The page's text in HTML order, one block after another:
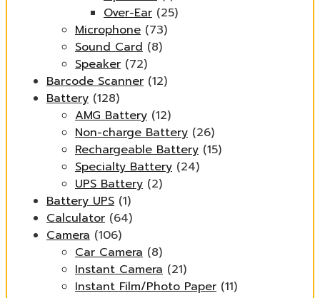
Over-Ear (25)
Microphone (73)
Sound Card (8)
Speaker (72)
Barcode Scanner (12)
Battery (128)
AMG Battery (12)
Non-charge Battery (26)
Rechargeable Battery (15)
Specialty Battery (24)
UPS Battery (2)
Battery UPS (1)
Calculator (64)
Camera (106)
Car Camera (8)
Instant Camera (21)
Instant Film/Photo Paper (11)